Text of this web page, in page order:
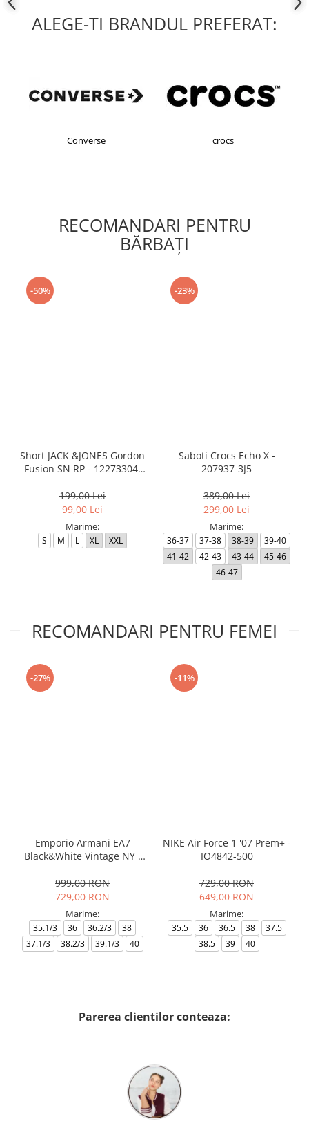
ALEGE-TI BRANDUL PREFERAT:
Converse crocs
RECOMANDARI PENTRU
BĂRBAŢI
-50%
Short JACK &JONES Gordon
Fusion SN RP - 12273304-
199,00 Lei
99,00 Lei
Marime:
S M L XL XXL
-23%
Saboti Crocs Echo X -
207937-3J5
389,00 Lei
299,00 Lei
Marime:
36-37 37-38 38-39
39-40
41-42
42-43 43-44
45-46
46-47
RECOMANDARI PENTRU FEMEI
-27%
Emporio Armani EA7
Black&White Vintage NY -
999,00 RON
729,00 RON
Marime:
35.1/3 36 36.2/3
38
37.1/3
38.2/3 39.1/3 40
-11%
NIKE Air Force 1 '07 Prem+ -
IO4842-500
729,00 RON
649,00 RON
Marime:
35.5 36 36.5 38
37.5
38.5
39 40
Parerea clientilor conteaza: